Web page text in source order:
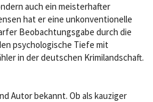
auch ein meisterhafter
hat er eine unkonventionelle
Beobachtungsgabe durch die
psychologische Tiefe mit
in der deutschen Krimilandschaft.
Autor bekannt. Ob als kauziger